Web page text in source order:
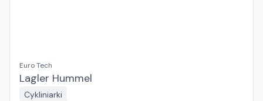
Euro Tech
Lagler Hummel
Cykliniarki